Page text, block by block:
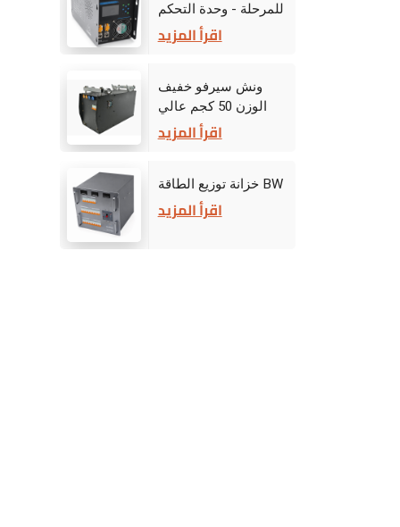
للمرحلة - وحدة التحكم
في القيادة
اقرأ المزيد
ونش سيرفو خفيف
الوزن 50 كجم عالي
الأداء للمسرح
اقرأ المزيد
خزانة توزيع الطاقة BW
اقرأ المزيد